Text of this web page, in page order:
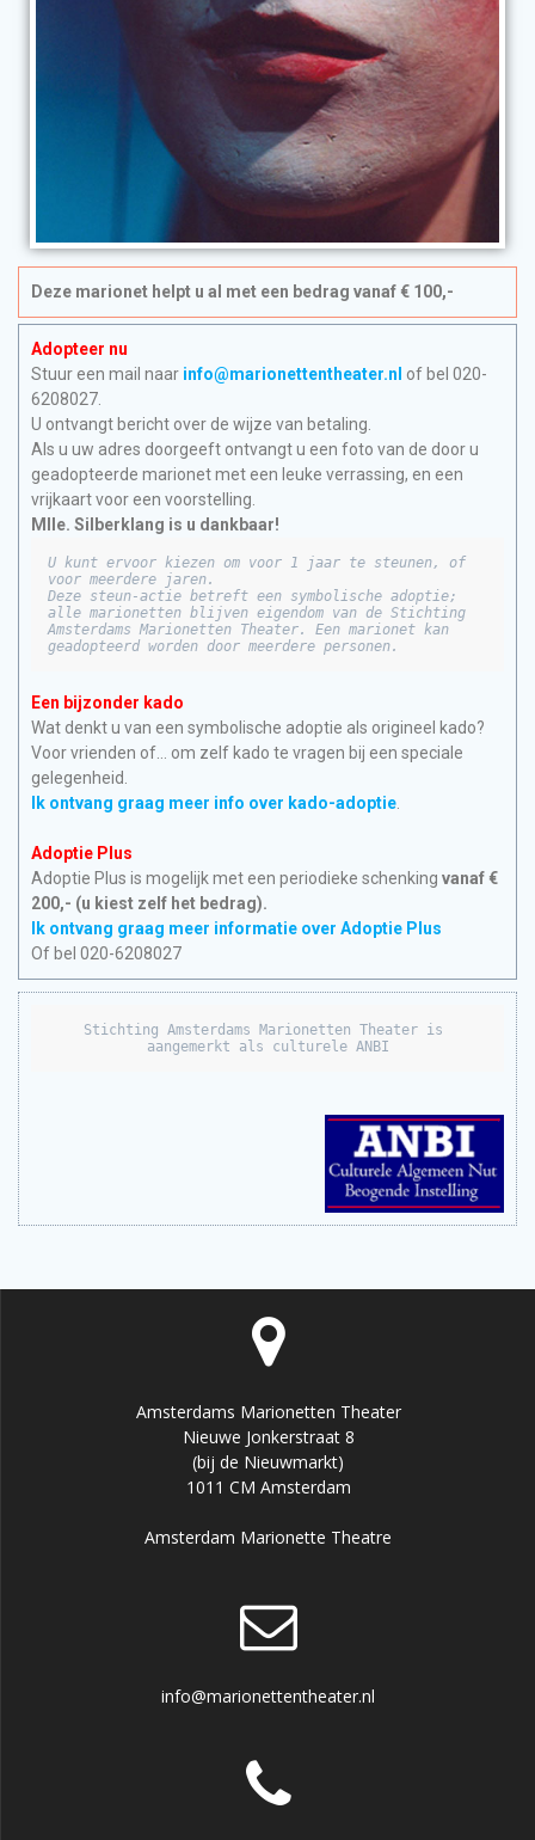
Deze marionet helpt u al met een bedrag vanaf € 100,-
Adopteer nu
Stuur een mail naar info@marionettentheater.nl of bel 020-
6208027.
U ontvangt bericht over de wijze van betaling.
Als u uw adres doorgeeft ontvangt u een foto van de door u
geadopteerde marionet met een leuke verrassing, en een
vrijkaart voor een voorstelling.
Mlle. Silberklang is u dankbaar!
U kunt ervoor kiezen om voor 1 jaar te steunen, of
voor meerdere jaren.
Deze steun-actie betreft een symbolische adoptie;
alle marionetten blijven eigendom van de Stichting
Amsterdams Marionetten Theater. Een marionet kan
geadopteerd worden door meerdere personen.
Een bijzonder kado
Wat denkt u van een symbolische adoptie als origineel kado?
Voor vrienden of… om zelf kado te vragen bij een speciale
gelegenheid.
Ik ontvang graag meer info over kado-adoptie
Adoptie Plus
Adoptie Plus is mogelijk met een periodieke schenking vanaf €
200,- (u kiest zelf het bedrag).
Ik ontvang graag meer informatie over Adoptie Plus
Of bel 020-6208027
Stichting Amsterdams Marionetten Theater is
aangemerkt als culturele ANBI
Amsterdams Marionetten Theater
Nieuwe Jonkerstraat 8
(bij de Nieuwmarkt)
1011 CM Amsterdam
Amsterdam Marionette Theatre
info@marionettentheater.nl